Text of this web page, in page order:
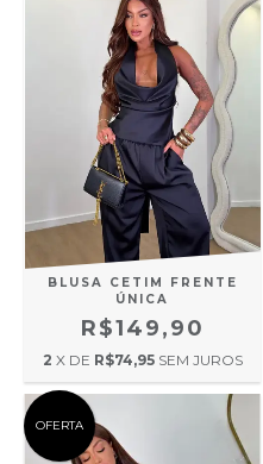
BLUSA CETIM FRENTE
ÚNICA
R$149,90
2 X DE R$74,95 SEM JUROS
OFERTA